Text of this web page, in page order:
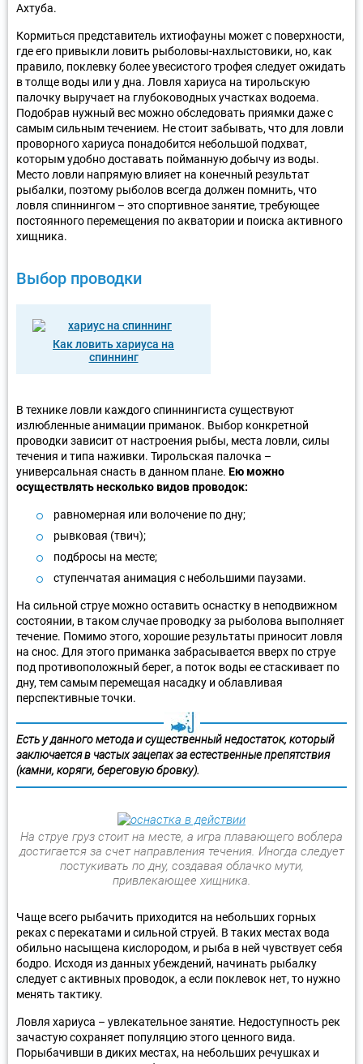
Ахтуба.
Кормиться представитель ихтиофауны может с поверхности,
где его привыкли ловить рыболовы-нахлыстовики, но, как
правило, поклевку более увесистого трофея следует ожидать
в толще воды или у дна. Ловля хариуса на тирольскую
палочку выручает на глубоководных участках водоема.
Подобрав нужный вес можно обследовать приямки даже с
самым сильным течением. Не стоит забывать, что для ловли
проворного хариуса понадобится небольшой подхват,
которым удобно доставать пойманную добычу из воды.
Место ловли напрямую влияет на конечный результат
рыбалки, поэтому рыболов всегда должен помнить, что
ловля спиннингом – это спортивное занятие, требующее
постоянного перемещения по акватории и поиска активного
хищника.
Выбор проводки
Как ловить хариуса на
спиннинг
В технике ловли каждого спиннингиста существуют
излюбленные анимации приманок. Выбор конкретной
проводки зависит от настроения рыбы, места ловли, силы
течения и типа наживки. Тирольская палочка –
универсальная снасть в данном плане. Ею можно
осуществлять несколько видов проводок:
равномерная или волочение по дну;
рывковая (твич);
подбросы на месте;
ступенчатая анимация с небольшими паузами.
На сильной струе можно оставить оснастку в неподвижном
состоянии, в таком случае проводку за рыболова выполняет
течение. Помимо этого, хорошие результаты приносит ловля
на снос. Для этого приманка забрасывается вверх по струе
под противоположный берег, а поток воды ее стаскивает по
дну, тем самым перемещая насадку и облавливая
перспективные точки.
Есть у данного метода и существенный недостаток, который
заключается в частых зацепах за естественные препятствия
(камни, коряги, береговую бровку).
На струе груз стоит на месте, а игра плавающего воблера
достигается за счет направления течения. Иногда следует
постукивать по дну, создавая облачко мути,
привлекающее хищника.
Чаще всего рыбачить приходится на небольших горных
реках с перекатами и сильной струей. В таких местах вода
обильно насыщена кислородом, и рыба в ней чувствует себя
бодро. Исходя из данных убеждений, начинать рыбалку
следует с активных проводок, а если поклевок нет, то нужно
менять тактику.
Ловля хариуса – увлекательное занятие. Недоступность рек
зачастую сохраняет популяцию этого ценного вида.
Порыбачивши в диких местах, на небольших речушках и